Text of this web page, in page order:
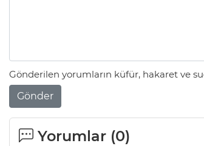
Gönderilen yorumların küfür, hakaret ve
Gönder
Yorumlar (0)